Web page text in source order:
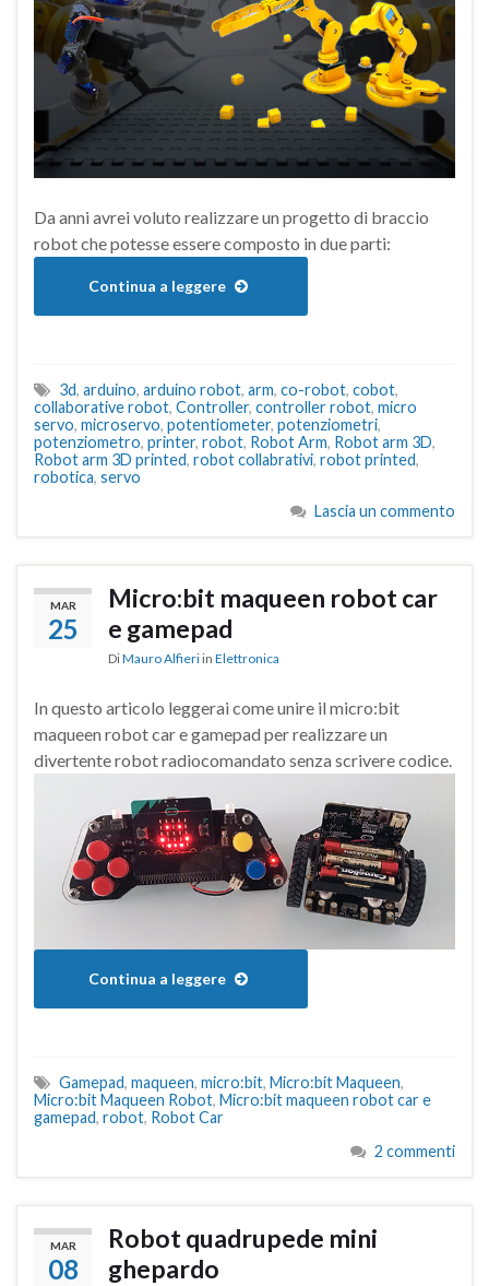
Da anni avrei voluto realizzare un progetto di braccio
robot che potesse essere composto in due parti:
Continua a leggere
3d, arduino, arduino robot, arm, co-robot, cobot,
collaborative robot, Controller, controller robot, micro
servo, microservo, potentiometer, potenziometri,
potenziometro, printer, robot, Robot Arm, Robot arm 3D,
Robot arm 3D printed, robot collabrativi, robot printed,
robotica, servo
Lascia un commento
MAR
25
Micro:bit maqueen robot car
e gamepad
DiMauro Alfieri in Elettronica
In questo articolo leggerai come unire il micro:bit
maqueen robot car e gamepad per realizzare un
divertente robot radiocomandato senza scrivere codice.
Continua a leggere
Gamepad, maqueen, micro:bit, Micro:bit Maqueen,
Micro:bit Maqueen Robot, Micro:bit maqueen robot car e
gamepad, robot, Robot Car
2 commenti
MAR
08
Robot quadrupede mini
ghepardo